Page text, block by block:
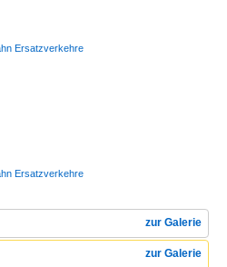
Ersatzverkehre
Ersatzverkehre
zur Galerie
zur Galerie